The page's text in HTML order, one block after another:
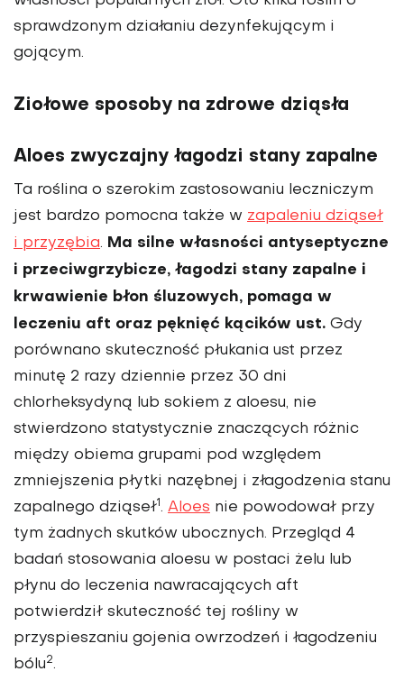
sprawdzonym działaniu dezynfekującym i
gojącym.
Ziołowe sposoby na zdrowe dziąsła
Aloes zwyczajny łagodzi stany zapalne
Ta roślina o szerokim zastosowaniu leczniczym
jest bardzo pomocna także w zapaleniu dziąseł
i przyzębia. Ma silne wła­sności antyseptyczne
i przeciwgrzybicze, łagodzi stany zapal­ne i
krwawienie błon śluzowych, pomaga w
leczeniu aft oraz pęknięć kącików ust. Gdy
porównano skuteczność płukania ust przez
minutę 2 razy dziennie przez 30 dni
chlorheksydyną lub sokiem z aloesu, nie
stwierdzono statystycznie znaczących różnic
między obiema grupami pod względem
zmniejszenia płytki nazębnej i złagodzenia stanu
zapalnego dziąseł1. Alo­es nie powodował przy
tym żadnych skutków ubocznych. Przegląd 4
badań stosowania aloesu w postaci żelu lub
płynu do leczenia nawracających aft
potwierdził skuteczność tej ro­śliny w
przyspieszaniu gojenia owrzodzeń i łagodzeniu
bólu2.